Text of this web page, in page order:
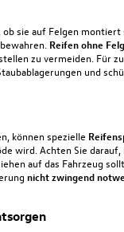
sie auf Felgen montiert
Reifen ohne
zu vermeiden. Für
und
können spezielle
wird. Achten Sie
auf das Fahrzeug
nicht zwingend